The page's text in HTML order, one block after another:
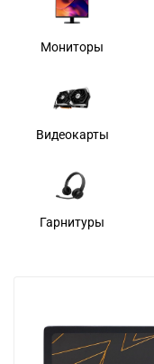
Мониторы
Видеокарты
Гарнитуры